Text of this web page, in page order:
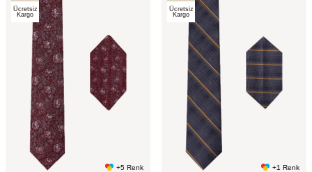
Ücretsiz
Kargo
+5 Renk
Ücretsiz
Kargo
+1 Renk